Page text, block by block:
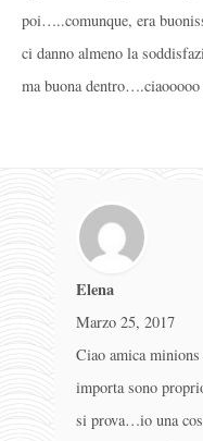
poi…..comunque, era
ci danno almeno la
ma buona
Elena
Marzo 25, 2017
Ciao amica
importa sono
si prova…io una